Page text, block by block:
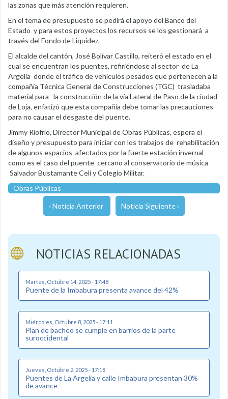
las zonas que más atención requieren.
En el tema de presupuesto se pedirá el apoyo del Banco del
Estado y para estos proyectos los recursos se los gestionará a
través del Fondo de Liquidez.
El alcalde del cantón, José Bolívar Castillo, reiteró el estado en el
cual se encuentran los puentes, refiriéndose al sector de La
Argelia donde el tráfico de vehículos pesados que pertenecen a la
compañía Técnica General de Construcciones (TGC) trasladaba
material para la construcción de la vía Lateral de Paso de la ciudad
de Loja, enfatizó que esta compañía debe tomar las precauciones
para no causar el desgaste del puente.
Jimmy Riofrío, Director Municipal de Obras Públicas, espera el
diseño y presupuesto para iniciar con los trabajos de rehabilitación
de algunos espacios afectados por la fuerte estación invernal
como es el caso del puente cercano al conservatorio de música
Salvador Bustamante Celi y Colegio Militar.
Obras Públicas
‹ Noticia Anterior Noticia Siguiente ›
NOTICIAS RELACIONADAS
Martes, Octubre 14, 2025 - 17:48
Puente de la Imbabura presenta avance del 42%
Miércoles, Octubre 8, 2025 - 17:11
Plan de bacheo se cumple en barrios de la parte
suroccidental
Jueves, Octubre 2, 2025 - 17:18
Puentes de La Argelia y calle Imbabura presentan 30%
de avance